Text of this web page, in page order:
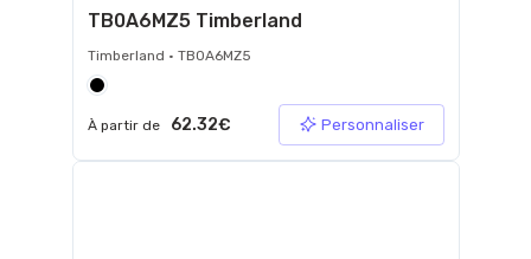
TB0A6MZ5 Timberland
Timberland • TB0A6MZ5
À partir de 62.32€ Personnaliser